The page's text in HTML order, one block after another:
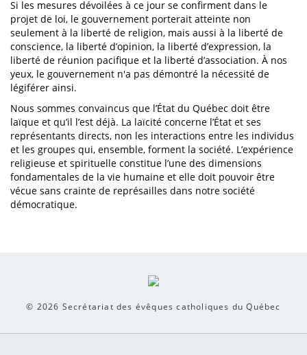
Si les mesures dévoilées à ce jour se confirment dans le
projet de loi, le gouvernement porterait atteinte non
seulement à la liberté de religion, mais aussi à la liberté de
conscience, la liberté d’opinion, la liberté d’expression, la
liberté de réunion pacifique et la liberté d’association. À nos
yeux, le gouvernement n'a pas démontré la nécessité de
légiférer ainsi.
Nous sommes convaincus que l’État du Québec doit être
laïque et qu’il l’est déjà. La laïcité concerne l’État et ses
représentants directs, non les interactions entre les individus
et les groupes qui, ensemble, forment la société. L’expérience
religieuse et spirituelle constitue l’une des dimensions
fondamentales de la vie humaine et elle doit pouvoir être
vécue sans crainte de représailles dans notre société
démocratique.
© 2026 Secrétariat des évêques catholiques du Québec